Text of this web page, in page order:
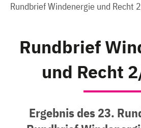
Rundbrief Windenergie und Recht
Rundbrief
und Recht
Ergebnis des 23.